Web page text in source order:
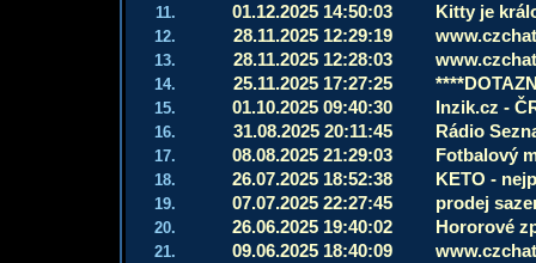
11. 01.12.2025 14:50:03 Kitty je
12. 28.11.2025 12:29:19
13. 28.11.2025 12:28:03
14. 25.11.2025 17:27:25
15. 01.10.2025 09:40:30 Inzik.cz -
16. 31.08.2025 20:11:45 Rádio
17. 08.08.2025 21:29:03 Fotbalový
18. 26.07.2025 18:52:38 KETO -
19. 07.07.2025 22:27:45 prodej
20. 26.06.2025 19:40:02 Hororové
21. 09.06.2025 18:40:09